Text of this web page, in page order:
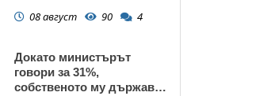
08 август 90 4
Докато министърът
говори за 31%,
собственото му държавно